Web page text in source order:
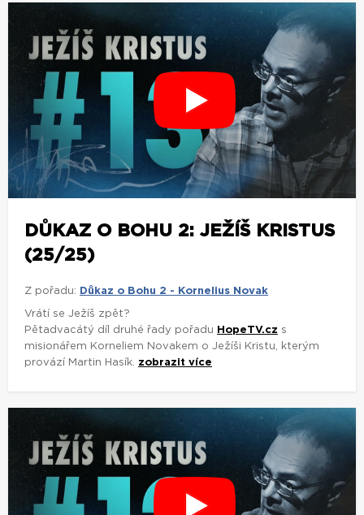
DŮKAZ O BOHU 2: JEŽÍŠ KRISTUS
(25/25)
Z pořadu: Důkaz o Bohu 2 - Kornelius Novak
Vrátí se Ježíš zpět?
Pětadvacátý díl druhé řady pořadu
HopeTV.cz s
misionářem Korneliem Novakem o Ježíši Kristu, kterým
provází Martin Hasík. zobrazit více